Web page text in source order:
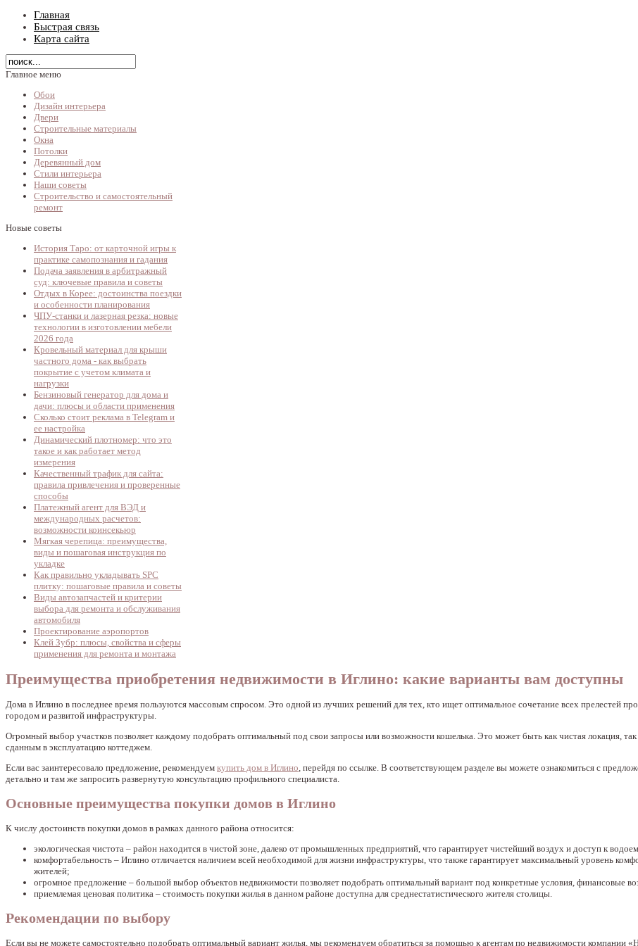
Главная
Быстрая связь
Карта сайта
Главное меню
Обои
Дизайн интерьера
Двери
Строительные материалы
Окна
Потолки
Деревянный дом
Стили интерьера
Наши советы
Строительство и самостоятельный
ремонт
Новые советы
История Таро: от карточной игры к
практике самопознания и гадания
Подача заявления в арбитражный
суд: ключевые правила и советы
Отдых в Корее: достоинства поездки
и особенности планирования
ЧПУ-станки и лазерная резка: новые
технологии в изготовлении мебели
2026 года
Кровельный материал для крыши
частного дома - как выбрать
покрытие с учетом климата и
нагрузки
Бензиновый генератор для дома и
дачи: плюсы и области применения
Сколько стоит реклама в Telegram и
ее настройка
Динамический плотномер: что это
такое и как работает метод
измерения
Качественный трафик для сайта:
правила привлечения и проверенные
способы
Платежный агент для ВЭД и
международных расчетов:
возможности коинсекьюр
Мягкая черепица: преимущества,
виды и пошаговая инструкция по
укладке
Как правильно укладывать SPC
плитку: пошаговые правила и советы
Виды автозапчастей и критерии
выбора для ремонта и обслуживания
автомобиля
Проектирование аэропортов
Клей Зубр: плюсы, свойства и сферы
применения для ремонта и монтажа
Преимущества приобретения недвижимости в Иглино: какие варианты вам доступны
Дома в Иглино в последнее время пользуются массовым спросом. Это одной из лучших решений для тех, кто ищет оптимальное сочетание всех прелестей
городом и развитой инфраструктуры.
Огромный выбор участков позволяет каждому подобрать оптимальный под свои запросы или возможности кошелька. Это может быть как чистая локация,
сданным в эксплуатацию коттеджем.
Если вас заинтересовало предложение, рекомендуем купить дом в Иглино , перейдя по ссылке. В соответствующем разделе вы можете ознакомиться с
детально и там же запросить развернутую консультацию профильного специалиста.
Основные преимущества покупки домов в Иглино
К числу достоинств покупки домов в рамках данного района относится:
экологическая чистота – район находится в чистой зоне, далеко от промышленных предприятий, что гарантирует чистейший воздух и доступ к
комфортабельность – Иглино отличается наличием всей необходимой для жизни инфраструктуры, что также гарантирует максимальный уровень
жителей;
огромное предложение – большой выбор объектов недвижимости позволяет подобрать оптимальный вариант под конкретные условия, финансовые
приемлемая ценовая политика – стоимость покупки жилья в данном районе доступна для среднестатистического жителя столицы.
Рекомендации по выбору
Если вы не можете самостоятельно подобрать оптимальный вариант жилья, мы рекомендуем обратиться за помощью к агентам по недвижимости компании